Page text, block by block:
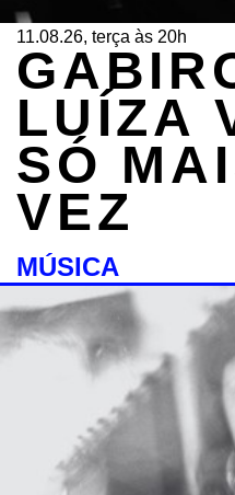
11.08.26, terça às 20h
LUÍZA
SÓ
VEZ
MÚSICA